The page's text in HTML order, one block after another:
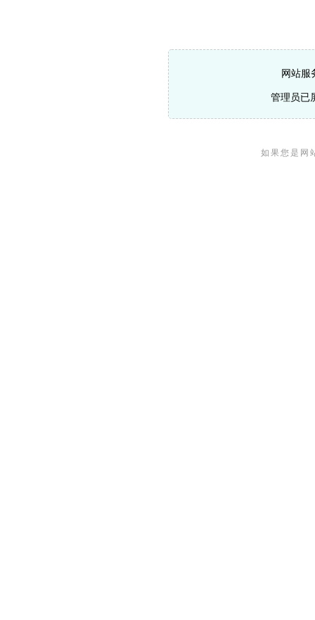
网站服
管理员已
如果您是网